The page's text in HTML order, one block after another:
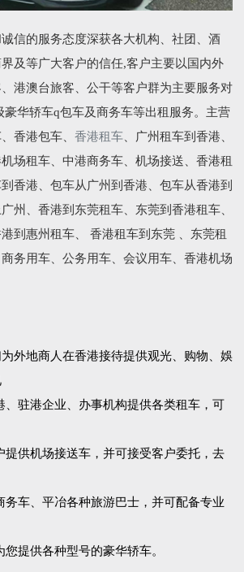
信的服务态度深获各大机构、社团、酒
及等广大客户的信任,客户主要以国内外
港澳台旅客、公干等客户群为主要服务对
豪华轿车q包车及商务车等出租服务。主营
香港包车、 香港租车、广州租车到香港、
场租车、中港商务车、机场接送、香港租
香港、包车从广州到香港、包车从香港到
州、香港到东莞租车、东莞到香港租车、
到惠州租车、 香港租车到东莞 、东莞租
务用车、公务用车、会议用车、香港机场
外地商人在香港接待提供观光、购物、娛
驻港企业、办事机构提供各类租车，可
供机场接送车，并可接受客户委托，去
车、平冶各种旅游巴士，并可配备专业
提供各种型号的豪华轿车。